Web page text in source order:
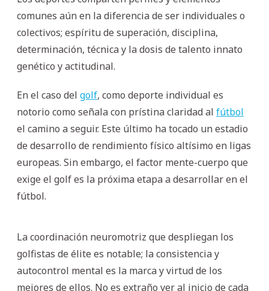
comunes aún en la diferencia de ser individuales o
colectivos; espíritu de superación, disciplina,
determinación, técnica y la dosis de talento innato
genético y actitudinal.
En el caso del golf, como deporte individual es
notorio como señala con prístina claridad al fútbol
el camino a seguir. Este último ha tocado un estadio
de desarrollo de rendimiento físico altísimo en ligas
europeas. Sin embargo, el factor mente-cuerpo que
exige el golf es la próxima etapa a desarrollar en el
fútbol.
La coordinación neuromotriz que despliegan los
golfistas de élite es notable; la consistencia y
autocontrol mental es la marca y virtud de los
mejores de ellos. No es extraño ver al inicio de cada